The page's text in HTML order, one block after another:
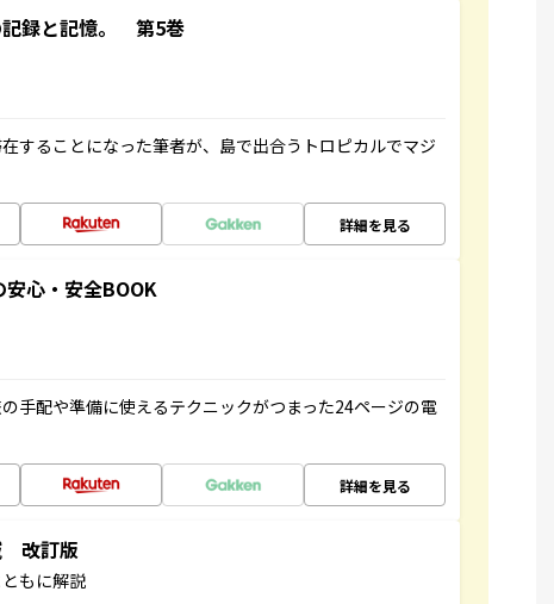
録と記憶。 第5巻
することになった筆者が、島で出合うトロピカルでマジ
詳細を見る
心・安全BOOK
手配や準備に使えるテクニックがつまった24ページの電
詳細を見る
改訂版
もに解説